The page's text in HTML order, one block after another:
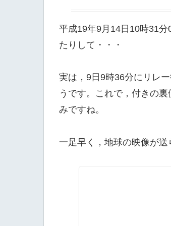
平成19年9月14日10時31
たりして・・・
実は，9日9時36分にリレ
うです。これで，付きの
みですね。
一足早く，地球の映像が送